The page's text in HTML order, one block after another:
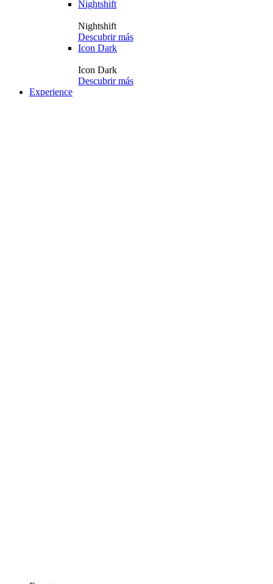
Nightshift
Nightshift
Descubrir más
Icon Dark
Icon Dark
Descubrir más
Experience